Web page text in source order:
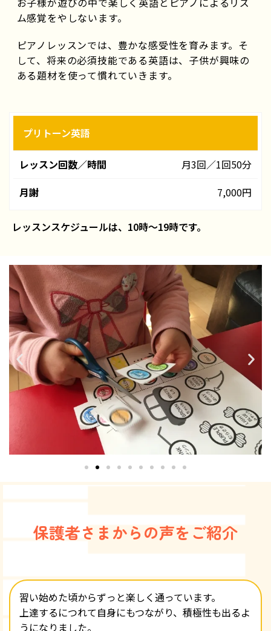
ム感覚をやしないます。
ピアノレッスンでは、豊かな感受性を育みます。そ
して、将来の必須技能である英語は、子供が興味の
ある題材を使って慣れていきます。
ッ
ン
／
間
月
謝
プリトーン英語
月3回／1回50分
7,000円
レッスンスケジュールは、10時～19時です。
保護者さまからの声をご紹介
習い始めた頃からずっと楽しく通っています。
上達するにつれて自身にもつながり、積極性も出るよ
うになりました。